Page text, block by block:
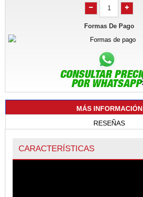
Formas De Pago
MÁS INFORMACIÓN
RESEÑAS
CARACTERÍSTICAS